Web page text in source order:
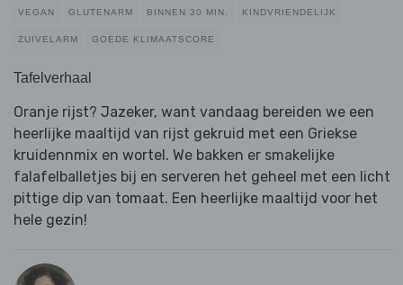
VEGAN GLUTENARM BINNEN 30 MIN. KINDVRIENDELIJK
ZUIVELARM GOEDE KLIMAATSCORE
Tafelverhaal
Oranje rijst? Jazeker, want vandaag bereiden we een
heerlijke maaltijd van rijst gekruid met een Griekse
kruidennmix en wortel. We bakken er smakelijke
falafelballetjes bij en serveren het geheel met een licht
pittige dip van tomaat. Een heerlijke maaltijd voor het
hele gezin!